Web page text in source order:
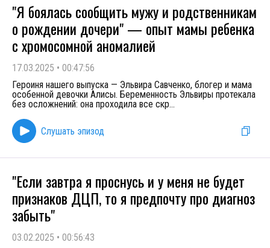
"Я боялась сообщить мужу и родственникам
о рождении дочери" — опыт мамы ребенка
с хромосомной аномалией
17.03.2025 • 00:47:56
Героиня нашего выпуска — Эльвира Савченко, блогер и мама
особенной девочки Алисы. Беременность Эльвиры протекала
без осложнений: она проходила все скр...
Слушать эпизод
"Если завтра я проснусь и у меня не будет
признаков ДЦП, то я предпочту про диагноз
забыть"
03.02.2025 • 00:56:43